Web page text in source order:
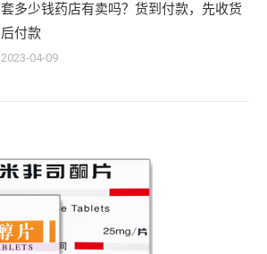
套多少钱药店有卖吗？货到付款，先收货
后付款
2023-04-09